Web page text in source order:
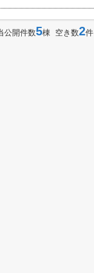
公開件数5棟 空き数2件